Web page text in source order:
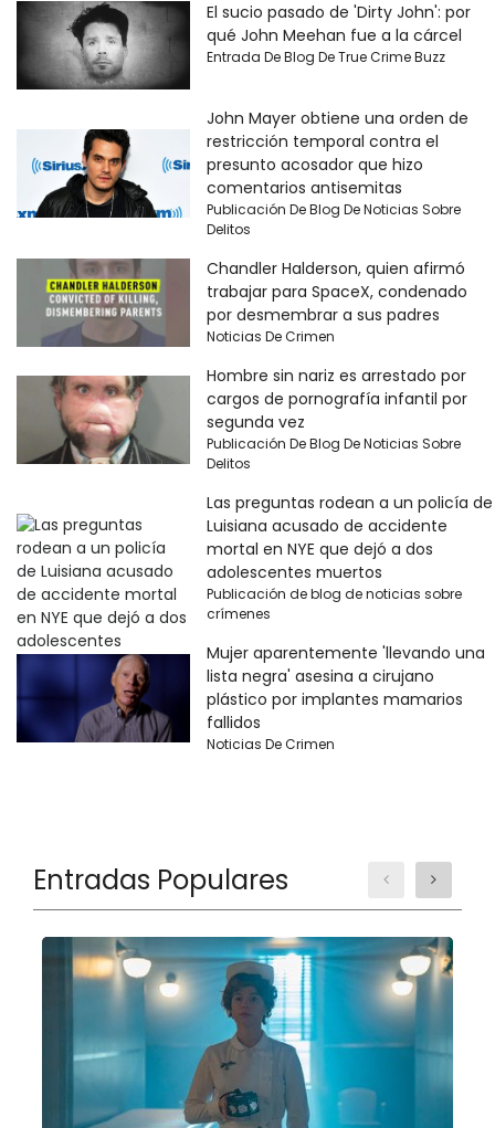
El sucio pasado de 'Dirty John': por
qué John Meehan fue a la cárcel
Entrada De Blog De True Crime Buzz
John Mayer obtiene una orden de
restricción temporal contra el
presunto acosador que hizo
comentarios antisemitas
Publicación De Blog De Noticias Sobre
Delitos
Chandler Halderson, quien afirmó
trabajar para SpaceX, condenado
por desmembrar a sus padres
Noticias De Crimen
Hombre sin nariz es arrestado por
cargos de pornografía infantil por
segunda vez
Publicación De Blog De Noticias Sobre
Delitos
Las preguntas rodean a un policía de
Luisiana acusado de accidente
mortal en NYE que dejó a dos
adolescentes muertos
Publicación de blog de noticias sobre
crímenes
Mujer aparentemente 'llevando una
lista negra' asesina a cirujano
plástico por implantes mamarios
fallidos
Noticias De Crimen
Entradas Populares